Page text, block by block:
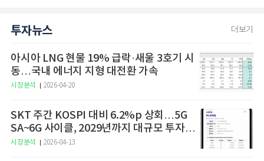
투자뉴스 더보기
아시아 LNG 현물 19% 급락·새울 3호기 시
동…국내 에너지 지형 대전환 가속
시장분석 2026-04-20
SKT 주간 KOSPI 대비 6.2%p 상회…5G
SA~6G 사이클, 2029년까지 대규모 투자
예고
시장분석 2026-04-13